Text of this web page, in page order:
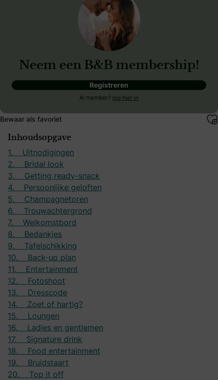
Neem een B&B membership!
Registreren
Al member? log hier in
Bewaar als favoriet
Inhoudsopgave
1. Uitnodigingen
2. Bridal look
3. Getting ready-snack
4. Persoonlijke geloften
5. Champagnetoren
6. Trouwachtergrond
7. Welkomstbord
8. Bedankjes
9. Tafelschikking
10. Back-up plan
11. Entertainment
12. Fotoshoot
13. Dresscode
14. Zoet of hartig?
15. Loungen
16. Ladies en gentlemen
17. Signature drink
18. Food entertainment
19. Bruidstaart
20. Top it off